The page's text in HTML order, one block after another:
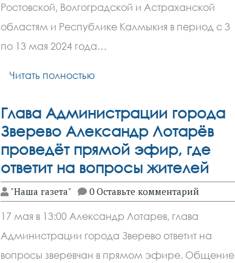
Ростовской, Волгоградской и Астраханской
областям и Республике Калмыкия в период с 3
по 13 мая 2024 года…
Читать полностью
Глава Администрации города
Зверево Александр Лотарёв
проведёт прямой эфир, где
ответит на вопросы жителей
"Наша газета" 0 Оставьте комментарий
17 мая в 13:00 Александр Лотарев, глава
Администрации города Зверево ответит на
вопросы зверевчан в прямом эфире. Общение